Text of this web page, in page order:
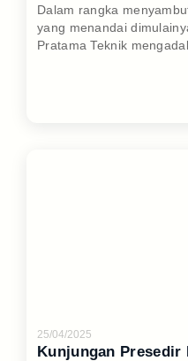
Dalam rangka
yang menandai
Pratama Teknik
25/04/2025
Kunjungan Presedir